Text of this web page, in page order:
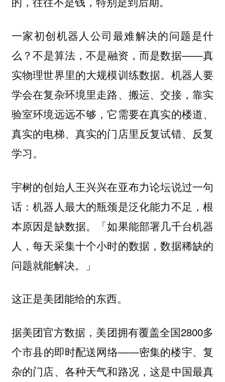
一家初创机器人公司最难解决的问题是什
么？不是算法，不是融资，而是数据——真
实物理世界里的大规模训练数据。机器人要
学会在复杂环境里走路、搬运、交接，靠实
验室环境远远不够，它需要在真实的楼道、
真实的电梯、真实的门店里反复试错、反复
学习。
宇树的创始人王兴兴在亚布力论坛说过一句
话：机器人最大的瓶颈是泛化能力不足，根
本原因是缺数据。「如果能部署几千台机器
人，每天采集十个小时的数据，数据稀缺的
问题就能解决。」
这正是美团能给的东西。
据美团官方数据，美团拥有覆盖全国2800多
个市县的即时配送网络——密集的楼宇、复
杂的门店、各种天气和路况，这是中国最真